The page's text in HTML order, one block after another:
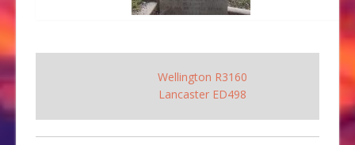
Wellington R3160
Lancaster ED498